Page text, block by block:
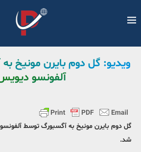
ویدیو: گل دوم بایرن مونیخ
آلفونسو
شد.